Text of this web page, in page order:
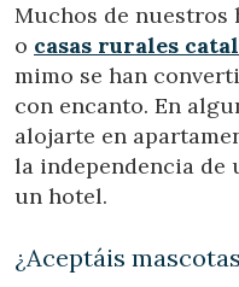
Muchos de nuestros
o casas rurales
mimo se han
con encanto. En
alojarte en
la independencia de
un hotel.
¿Aceptáis